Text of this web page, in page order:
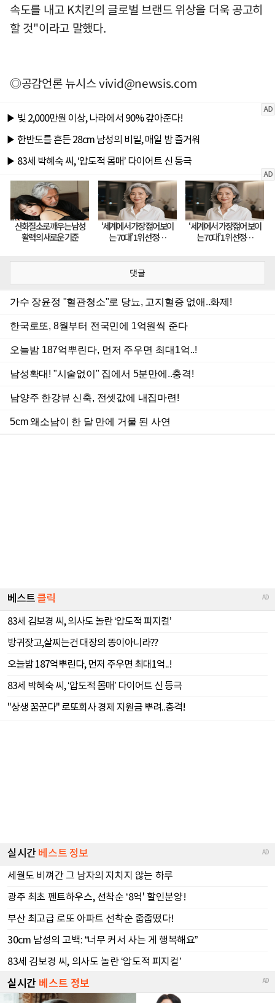
속도를 내고 K치킨의 글로벌 브랜드 위상을 더욱 공고히
할 것"이라고 말했다.
◎공감언론 뉴시스vivid@newsis.com
댓글